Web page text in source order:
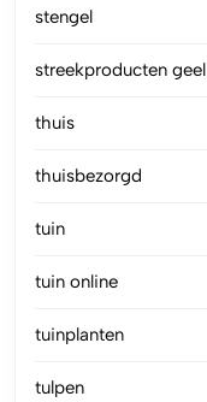
stengel
streekproducten geel
thuis
thuisbezorgd
tuin
tuin online
tuinplanten
tulpen